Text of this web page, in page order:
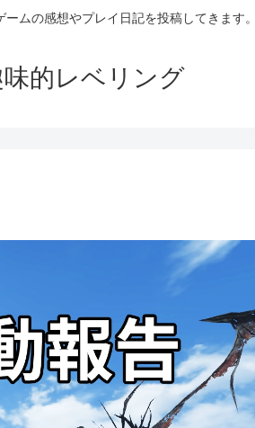
ームの感想やプレイ日記を投稿してきます。
味的レベリング